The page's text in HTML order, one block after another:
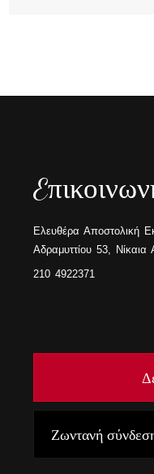
Ελευθέρα Αποστολική
Αδραμυττίου 53, Νίκαια
210 4922371
Ζωντανή